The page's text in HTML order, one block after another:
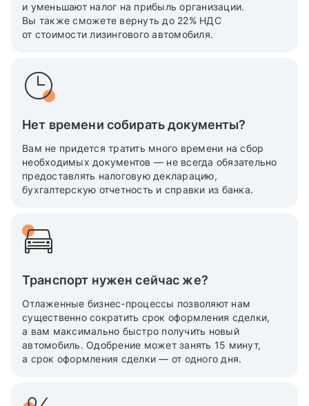
и уменьшают налог на прибыль организации.
Вы также cможете вернуть до 22% НДС
от стоимости лизингового автомобиля.
Нет времени собирать документы?
Вам не придется тратить много времени на сбор
необходимых документов — не всегда обязательно
предоставлять налоговую декларацию,
бухгалтерскую отчетность и справки из банка.
Транспорт нужен сейчас же?
Отлаженные бизнес-процессы позволяют нам
существенно сократить срок оформления сделки,
а вам максимально быстро получить новый
автомобиль. Одобрение может занять 15 минут,
а срок оформления сделки — от одного дня.